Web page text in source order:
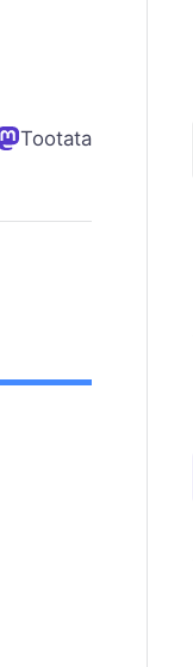
Tootata